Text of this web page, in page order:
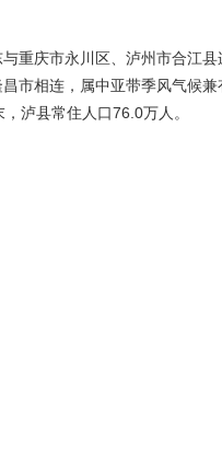
重庆市永川区、泸州市合江
市相连，属中亚带季风气候
泸县常住人口76.0万人。